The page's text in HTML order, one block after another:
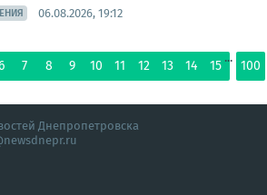
06.08.2026, 19:12
7 8 9 10 11 12 13 14 15
...
100
Днепропетровска